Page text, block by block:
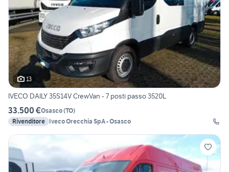
13
IVECO DAILY 35S14V CrewVan - 7 posti passo 3520L
33.500 €Osasco(TO)
Rivenditore Iveco Orecchia SpA - Osasco